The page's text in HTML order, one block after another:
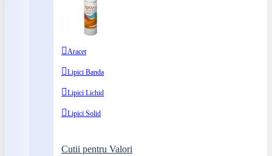
Aracet
Lipici Banda
Lipici Lichid
Lipici Solid
Cutii pentru Valori